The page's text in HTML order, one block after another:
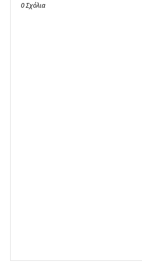
0 Σχόλια